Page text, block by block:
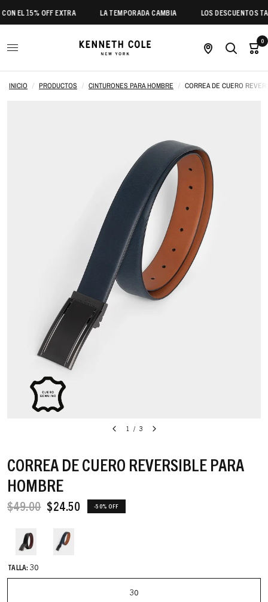
EL 15% OFF EXTRA LA TEMPORADA CAMBIA LOS DESCUENTOS
0
INICIO / PRODUCTOS / CINTURONES PARA HOMBRE / CORREA DE CUERO
1 / 3
CORREA DE CUERO REVERSIBLE PARA
HOMBRE
$49.00 $24.50 -50% OFF
TALLA:30
30